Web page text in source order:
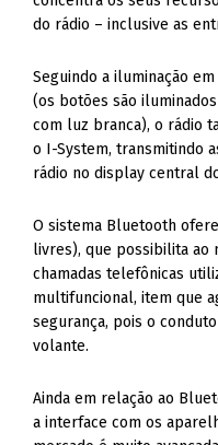
do rádio – inclusive as
Seguindo a iluminação
(os botões são
com luz branca), o rádio
o I-System, transmitindo
rádio no display central
O sistema Bluetooth
livres), que possibilita
chamadas telefônicas
multifuncional, item que
segurança, pois o
volante.
Ainda em relação ao
a interface com os